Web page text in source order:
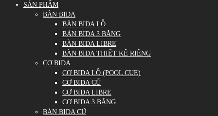
SẢN PHẨM
BÀN BIDA
BÀN BIDA LỖ
BÀN BIDA 3 BĂNG
BÀN BIDA LIBRE
BÀN BIDA THIẾT KẾ RIÊNG
CƠ BIDA
CƠ BIDA LỖ (POOL CUE)
CƠ BIDA CŨ
CƠ BIDA LIBRE
CƠ BIDA 3 BĂNG
BÀN BIDA CŨ